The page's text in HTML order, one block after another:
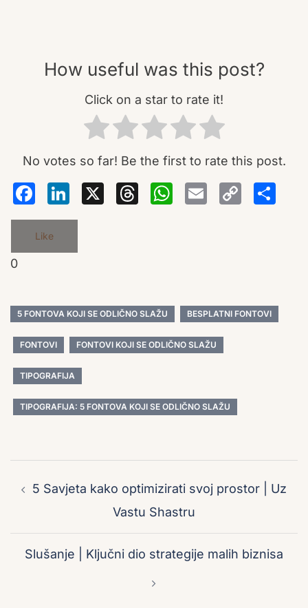
How useful was this post?
Click on a star to rate it!
No votes so far! Be the first to rate this post.
Facebook
LinkedIn
X Threads
Email
Like
0
5 FONTOVA KOJI SE ODLIČNO SLAŽU BESPLATNI FONTOVI
FONTOVI FONTOVI KOJI SE ODLIČNO SLAŽU
TIPOGRAFIJA
TIPOGRAFIJA: 5 FONTOVA KOJI SE ODLIČNO SLAŽU
navigation
5 Savjeta kako optimizirati svoj prostor | Uz
Vastu Shastru
Slušanje | Ključni dio strategije malih biznisa